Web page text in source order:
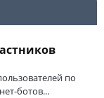
по
ботов...